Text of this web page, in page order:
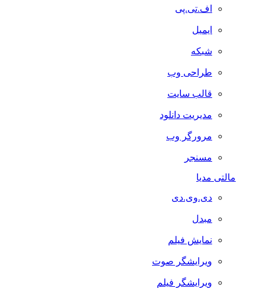
اف.تی.پی
ایمیل
شبکه
طراحی وب
قالب سایت
مدیریت دانلود
مرورگر وب
مسنجر
مالتی مدیا
دی.وی.دی
مبدل
نمایش فیلم
ویرایشگر صوت
ویرایشگر فیلم